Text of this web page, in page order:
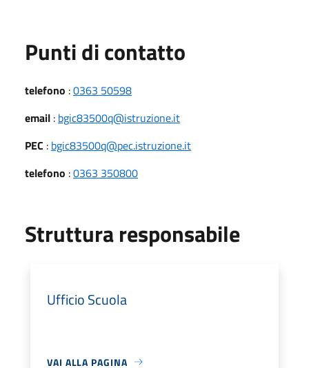
Punti di contatto
telefono :0363 50598
email : bgic83500q@istruzione.it
PEC : bgic83500q@pec.istruzione.it
telefono :0363 350800
Struttura responsabile
Ufficio Scuola
VAI ALLA PAGINA